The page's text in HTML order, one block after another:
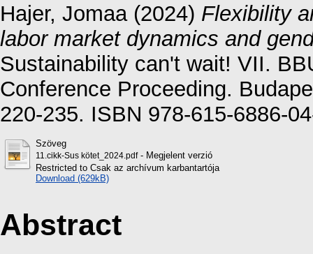
Hajer, Jomaa(2024) Flexibility
labor market dynamics and
Sustainability can't wait! VII.
Conference Proceeding.
220-235. ISBN 978-615-6886-
Szöveg
11.cikk-Sus kötet_2024.pdf- Megjelent verzió
Restricted to Csak az archívum karbantartója
Download (629kB)
Abstract